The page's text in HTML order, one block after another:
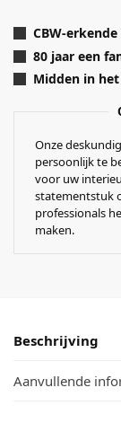
CBW-
80 jaar een
Midden in
Onze
persoonlijk te
voor uw
statementstuk
professionals
maken.
Beschrijving
Aanvullende